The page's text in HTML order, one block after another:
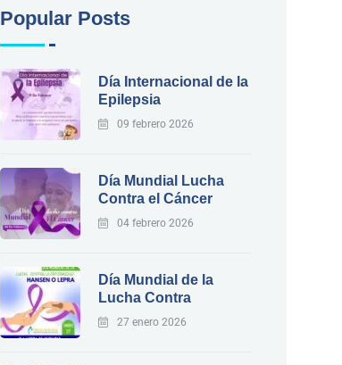
Popular Posts
Día Internacional de la
Epilepsia
09 febrero 2026
Día Mundial Lucha
Contra el Cáncer
04 febrero 2026
Día Mundial de la
Lucha Contra
27 enero 2026